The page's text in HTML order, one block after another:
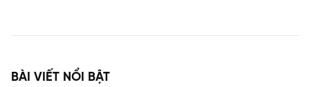
BÀI VIẾT NỔI BẬT